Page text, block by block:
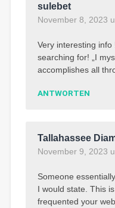
sulebet
November 8, 2023
Very interesting
searching for! „I
accomplishes all
ANTWORTEN
Tallahassee
November 9, 2023
Someone
I would state. This
frequented your